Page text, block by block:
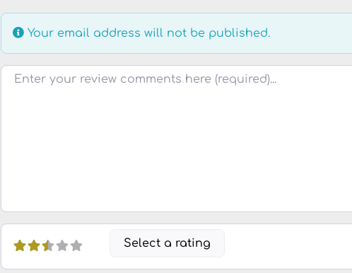
Your email address will not be published.
Testo della recensione
Select a rating